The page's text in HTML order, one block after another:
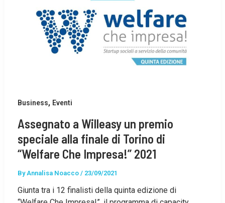
Business, Eventi
Assegnato a Willeasy un premio
speciale alla finale di Torino di
“Welfare Che Impresa!” 2021
By Annalisa Noacco / 23/09/2021
Giunta tra i 12 finalisti della quinta edizione di